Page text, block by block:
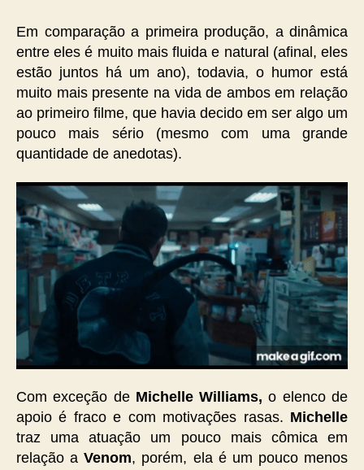
Em comparação a primeira produção, a dinâmica
entre eles é muito mais fluida e natural (afinal, eles
estão juntos há um ano), todavia, o humor está
muito mais presente na vida de ambos em relação
ao primeiro filme, que havia decido em ser algo um
pouco mais sério (mesmo com uma grande
quantidade de anedotas).
Com exceção de Michelle Williams,o elenco de
apoio é fraco e com motivações rasas. Michelle
traz uma atuação um pouco mais cômica em
relação aVenom, porém, ela é um pouco menos